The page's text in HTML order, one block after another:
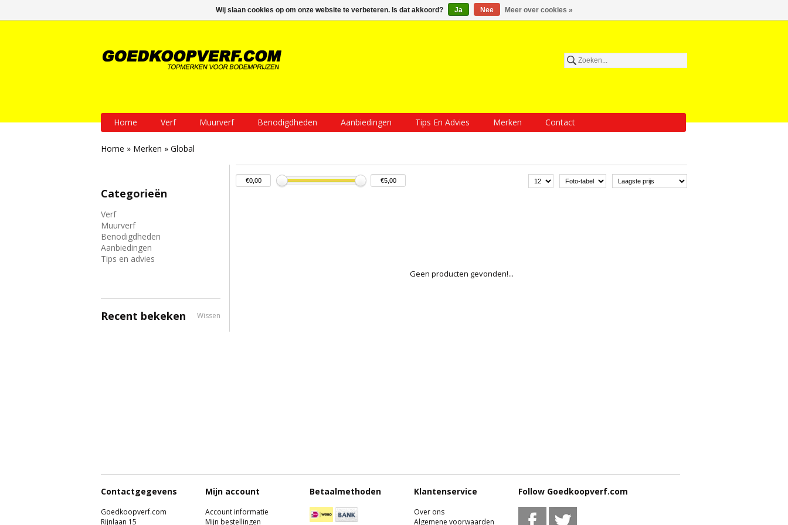
Inloggen Een account aanmaken Mijn winkelwagen €0,00
Home Verf Muurverf Benodigdheden Aanbiedingen Tips En Advies Merken Contact
Home » Merken » Global
Categorieën
Verf
Muurverf
Benodigdheden
Aanbiedingen
Tips en advies
Recent bekeken Wissen
Geen producten gevonden!...
Contactgegevens
Goedkoopverf.com
Rijnlaan 15
Mijn account
Account informatie
Mijn bestellingen
Betaalmethoden Klantenservice
Over ons
Algemene voorwaarden
Follow Goedkoopverf.com
Wij slaan cookies op om onze website te verbeteren. Is dat akkoord? Ja Nee Meer over cookies »